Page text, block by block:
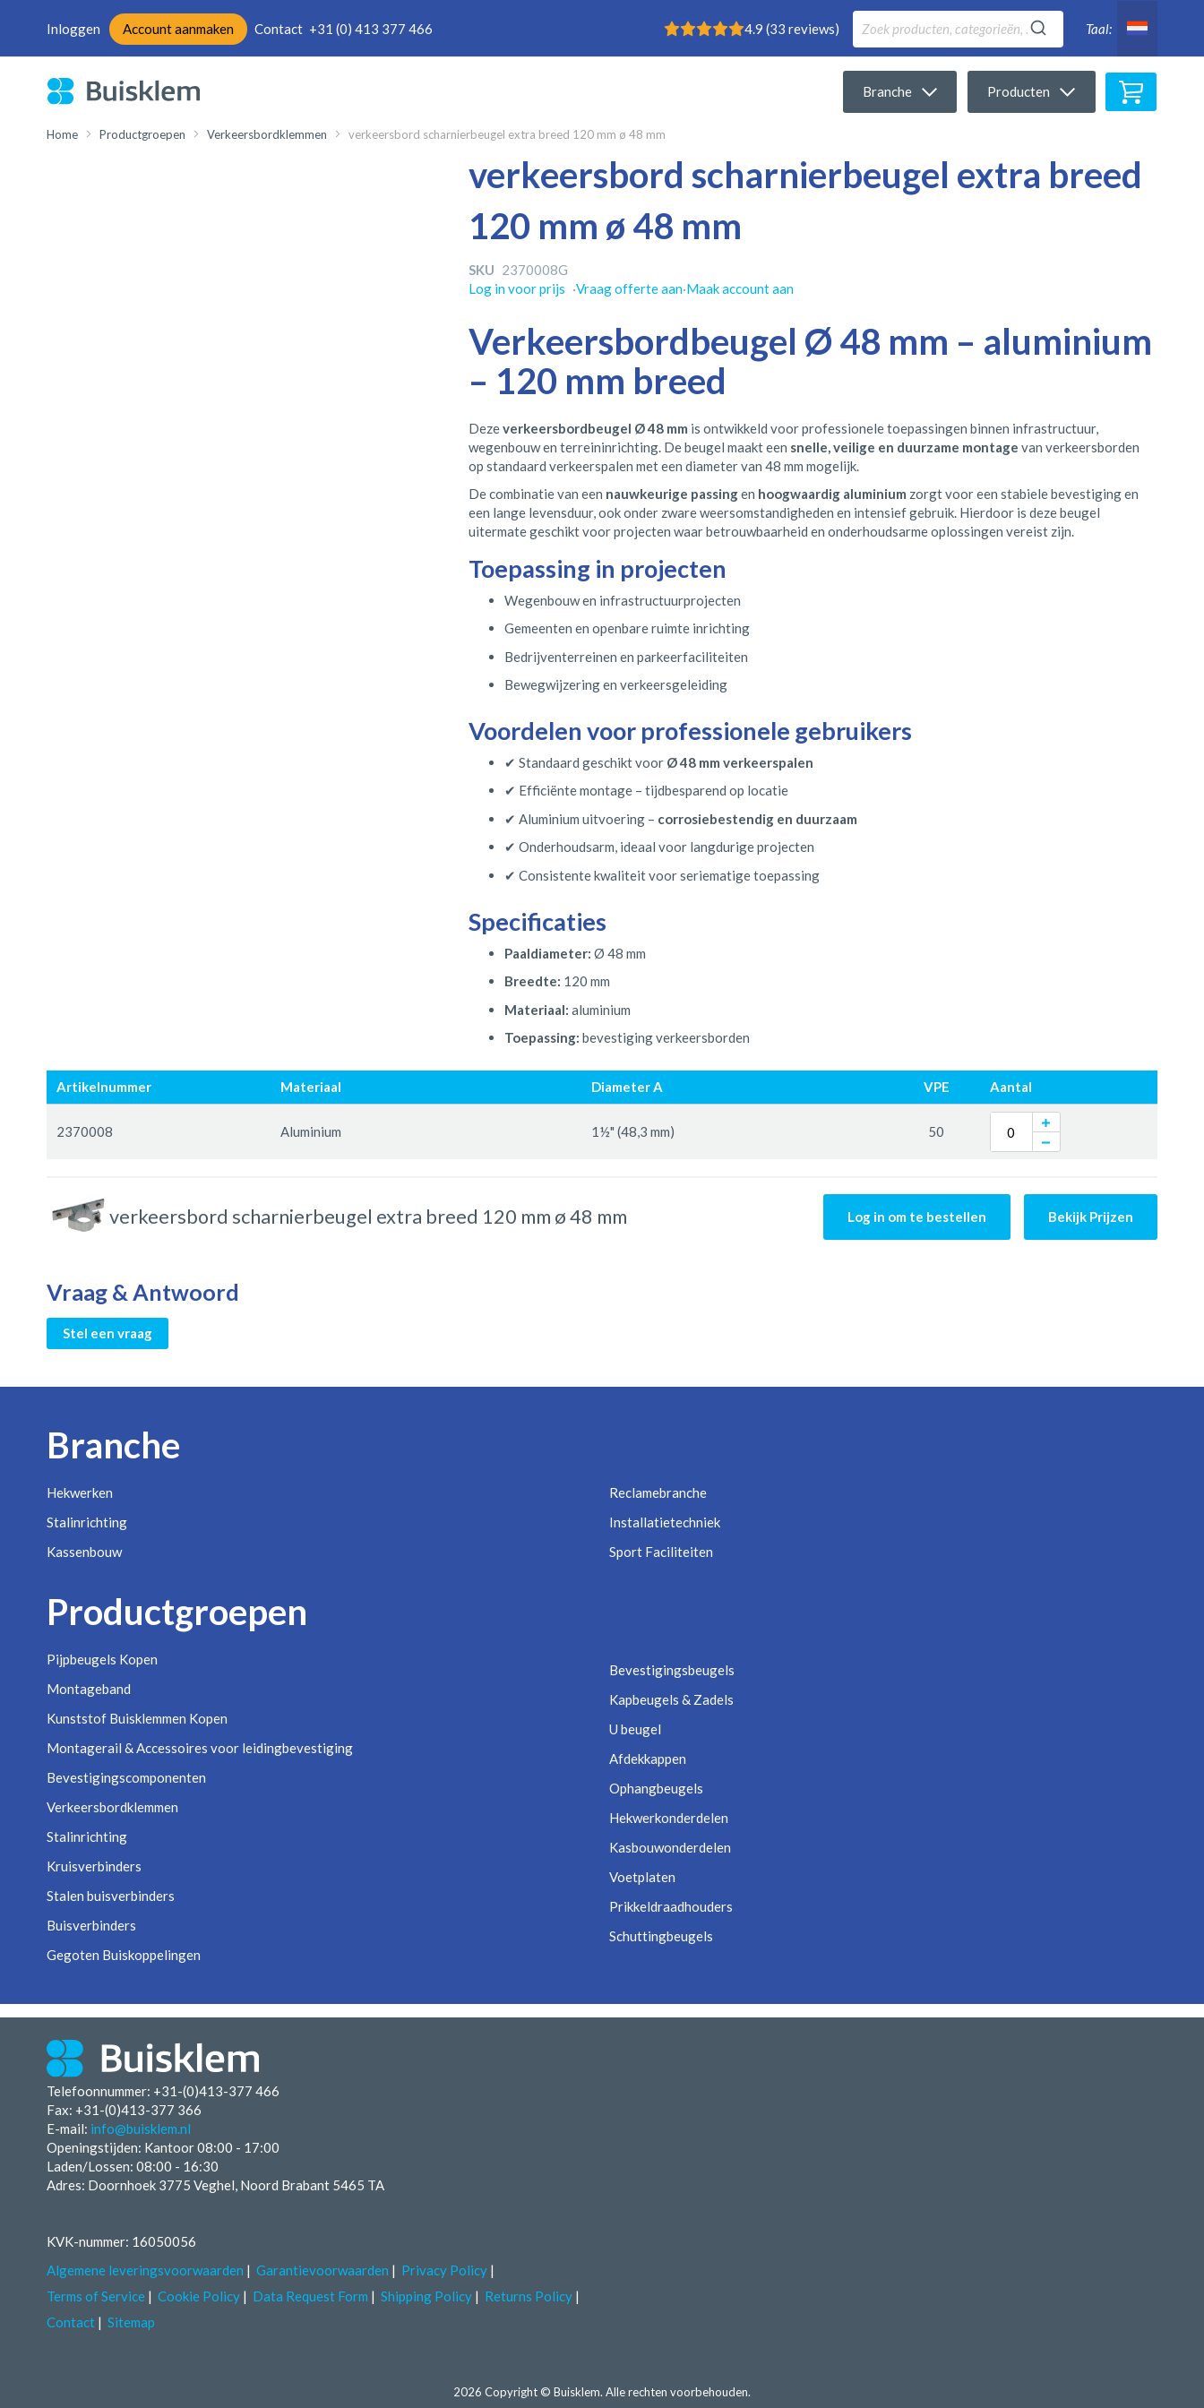
Inloggen Account aanmaken Contact +31 (0) 413 377 466 Rating: 4.9 4.9 (33 reviews)
Ga
naar
inhoud
Taal:
Branche Producten
Home Productgroepen Verkeersbordklemmen verkeersbord scharnierbeugel extra breed 120 mm ø 48 mm
verkeersbord scharnierbeugel extra breed
120 mm ø 48 mm
SKU 2370008G
Log in voor prijs ·Vraag offerte aan·Maak account aan
Verkeersbordbeugel Ø 48 mm – aluminium
– 120 mm breed
Dezeverkeersbordbeugel Ø 48 mm is ontwikkeld voor professionele toepassingen binnen infrastructuur,
wegenbouw en terreininrichting. De beugel maakt een snelle, veilige en duurzame montage van verkeersborden
op standaard verkeerspalen met een diameter van 48 mm mogelijk.
De combinatie van een nauwkeurige passingen hoogwaardig aluminium zorgt voor een stabiele bevestiging en
een lange levensduur, ook onder zware weersomstandigheden en intensief gebruik. Hierdoor is deze beugel
uitermate geschikt voor projecten waar betrouwbaarheid en onderhoudsarme oplossingen vereist zijn.
Toepassing in projecten
Wegenbouw en infrastructuurprojecten
Gemeenten en openbare ruimte inrichting
Bedrijventerreinen en parkeerfaciliteiten
Bewegwijzering en verkeersgeleiding
Voordelen voor professionele gebruikers
✔ Standaard geschikt voor Ø 48 mm verkeerspalen
✔ Efficiënte montage – tijdbesparend op locatie
✔ Aluminium uitvoering – corrosiebestendig en duurzaam
✔ Onderhoudsarm, ideaal voor langdurige projecten
✔ Consistente kwaliteit voor seriematige toepassing
Specificaties
Paaldiameter: Ø 48 mm
Breedte: 120 mm
Materiaal: aluminium
Toepassing: bevestiging verkeersborden
productitems
Artikelnummer Materiaal Diameter A VPE Aantal
2370008 Aluminium 1½" (48,3 mm) 50
verkeersbord scharnierbeugel extra breed 120 mm ø 48 mm Log in om te bestellen Bekijk Prijzen
Vraag & Antwoord
Stel een vraag
Branche
Hekwerken
Stalinrichting
Kassenbouw
Reclamebranche
Installatietechniek
Sport Faciliteiten
Productgroepen
Pijpbeugels Kopen
Montageband
Kunststof Buisklemmen Kopen
Montagerail & Accessoires voor leidingbevestiging
Bevestigingscomponenten
Verkeersbordklemmen
Stalinrichting
Kruisverbinders
Stalen buisverbinders
Buisverbinders
Gegoten Buiskoppelingen
Bevestigingsbeugels
Kapbeugels & Zadels
U beugel
Afdekkappen
Ophangbeugels
Hekwerkonderdelen
Kasbouwonderdelen
Voetplaten
Prikkeldraadhouders
Schuttingbeugels
Telefoonnummer: +31-(0)413-377 466
Fax: +31-(0)413-377 366
E-mail: info@buisklem.nl
Openingstijden: Kantoor 08:00 - 17:00
Laden/Lossen: 08:00 - 16:30
Adres: Doornhoek 3775 Veghel, Noord Brabant 5465 TA
KVK-nummer: 16050056
Algemene leveringsvoorwaarden
Garantievoorwaarden
Privacy Policy
Terms of Service
Cookie Policy Data Request Form Shipping Policy
Returns Policy
Contact
Sitemap
2026 Copyright © Buisklem. Alle rechten voorbehouden.